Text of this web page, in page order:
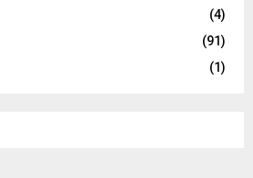
(4)
(91)
(1)